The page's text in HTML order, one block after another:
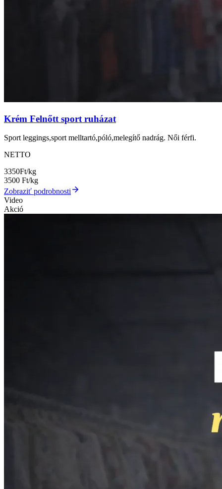
Krém Felnőtt sport ruházat
Sport leggings,sport melltartó,póló,melegítő nadrág. Női férfi.
NETTO
3350Ft/kg
3500 Ft/kg
Zobraziť podrobnosti
Video
Akció